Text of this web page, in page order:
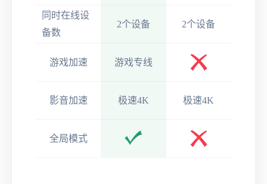
同时在线设
备数
2个设备 2个设备
游戏加速 游戏专线
影音加速 极速4K 极速4K
全局模式